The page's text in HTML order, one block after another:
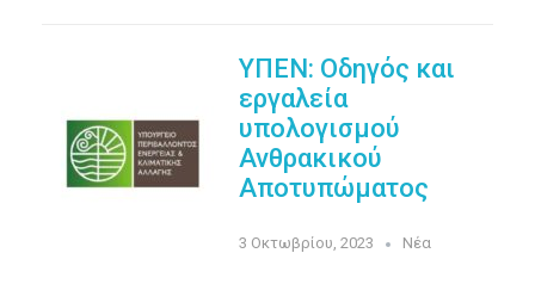
ΥΠΕΝ: Oδηγός και
εργαλεία
υπολογισμού
Ανθρακικού
Αποτυπώματος
3 Οκτωβρίου, 2023 Νέα